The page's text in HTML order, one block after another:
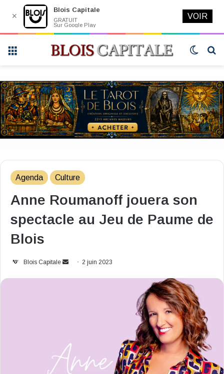
Switch
Agenda Culture
Anne Roumanoff jouera son
spectacle au Jeu de Paume de
Blois
Blois Capitale
Envoyer2 juin 2023
✕
Blois Capitale
GRATUIT
Sur Google Play
VOIR